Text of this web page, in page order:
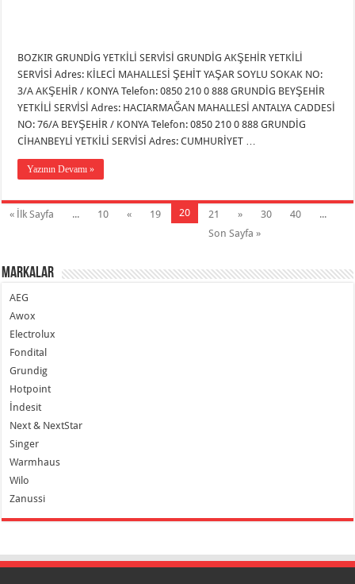
BOZKIR GRUNDİG YETKİLİ SERVİSİ GRUNDİG AKŞEHİR YETKİLİ
SERVİSİ Adres: KİLECİ MAHALLESİ ŞEHİT YAŞAR SOYLU SOKAK NO:
3/A AKŞEHİR / KONYA Telefon: 0850 210 0 888 GRUNDİG BEYŞEHİR
YETKİLİ SERVİSİ Adres: HACIARMAĞAN MAHALLESİ ANTALYA CADDESİ
NO: 76/A BEYŞEHİR / KONYA Telefon: 0850 210 0 888 GRUNDİG
CİHANBEYLİ YETKİLİ SERVİSİ Adres: CUMHURİYET …
Yazının Devamı »
« İlk Sayfa ... 10 « 19 20 21 » 30 40
...
Son Sayfa »
Markalar
AEG
Awox
Electrolux
Fondital
Grundig
Hotpoint
İndesit
Next & NextStar
Singer
Warmhaus
Wilo
Zanussi